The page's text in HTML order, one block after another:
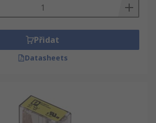
Přidat
Datasheets